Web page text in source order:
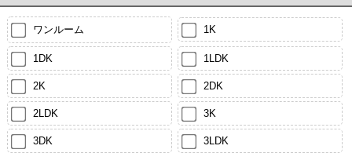
ワンルーム 1K
1DK 1LDK
2K 2DK
2LDK 3K
3DK 3LDK